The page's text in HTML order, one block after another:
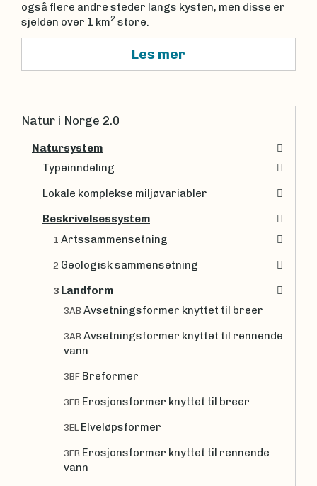
også flere andre steder langs kysten, men disse er
sjelden over 1 km2 store.
Les mer
Natur i Norge 2.0
Natursystem
Typeinndeling
Lokale komplekse miljøvariabler
Beskrivelsessystem
1 Artssammensetning
2 Geologisk sammensetning
3 Landform
3AB Avsetningsformer knyttet til breer
3AR Avsetningsformer knyttet til rennende
vann
3BF Breformer
3EB Erosjonsformer knyttet til breer
3EL Elveløpsformer
3ER Erosjonsformer knyttet til rennende
vann